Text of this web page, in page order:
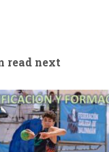
read next